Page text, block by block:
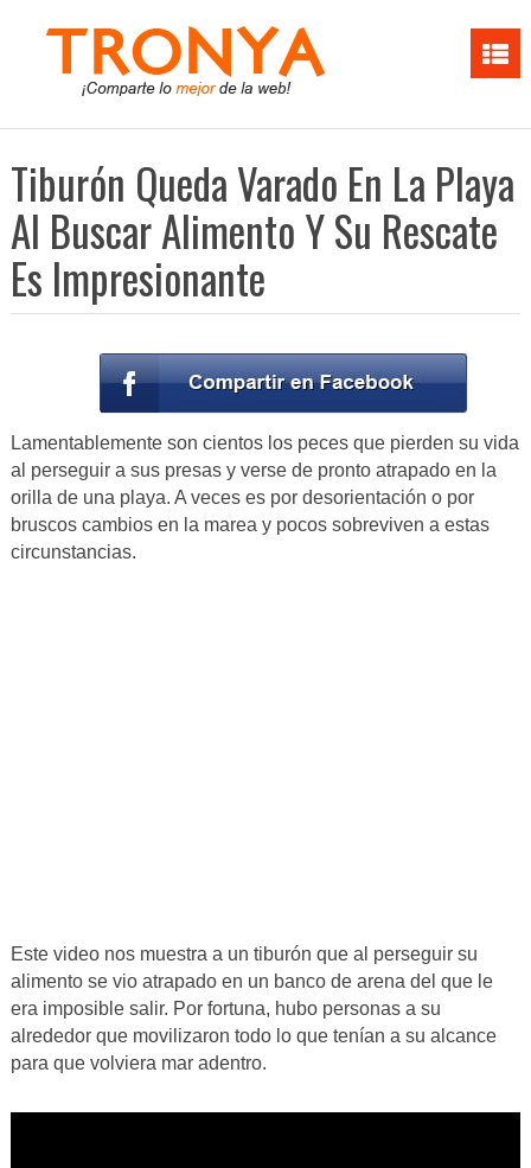
Tiburón Queda Varado En La Playa
Al Buscar Alimento Y Su Rescate
Es Impresionante
Lamentablemente son cientos los peces que pierden su vida
al perseguir a sus presas y verse de pronto atrapado en la
orilla de una playa. A veces es por desorientación o por
bruscos cambios en la marea y pocos sobreviven a estas
circunstancias.
Este video nos muestra a un tiburón que al perseguir su
alimento se vio atrapado en un banco de arena del que le
era imposible salir. Por fortuna, hubo personas a su
alrededor que movilizaron todo lo que tenían a su alcance
para que volviera mar adentro.